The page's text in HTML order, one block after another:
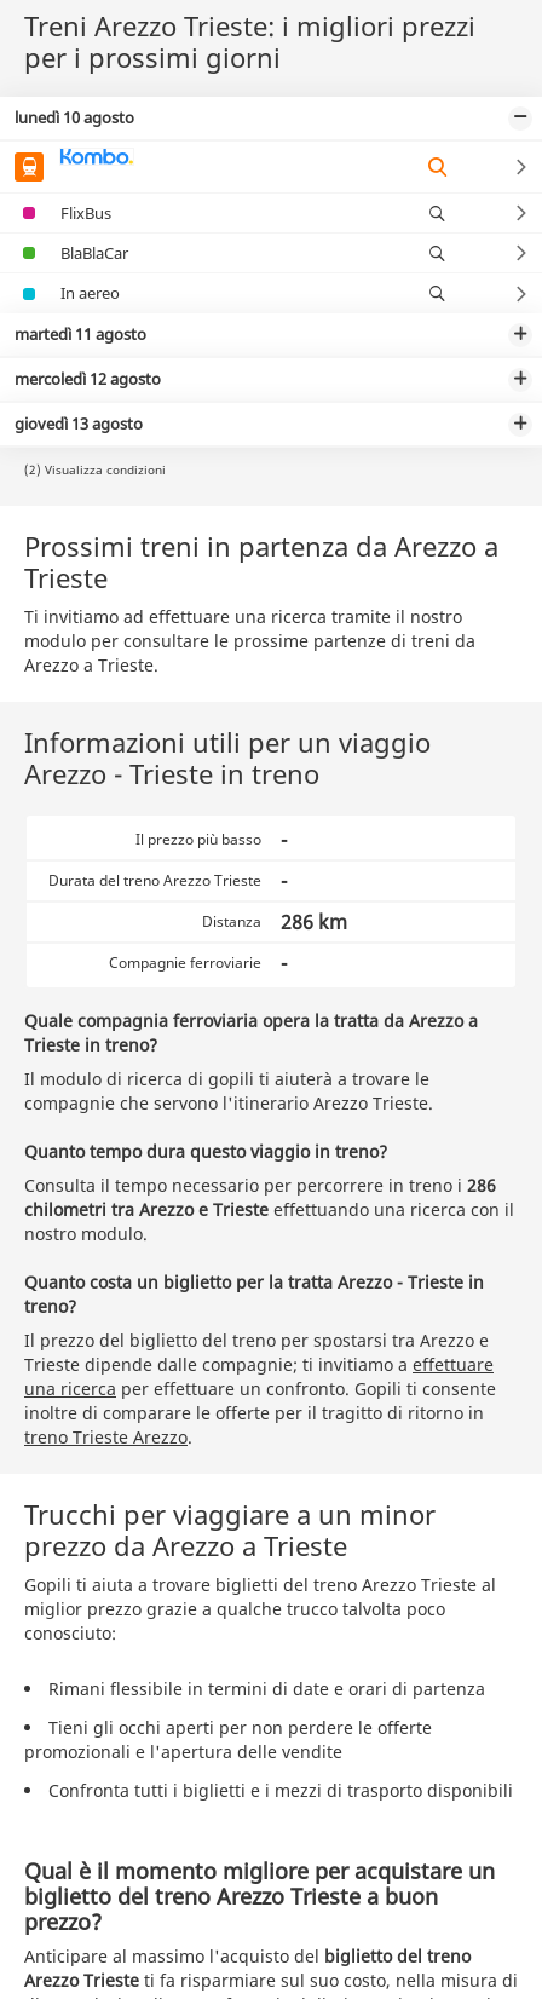
Treni Arezzo Trieste: i migliori prezzi
per i prossimi giorni
lunedì 10 agosto
FlixBus
BlaBlaCar
In aereo
martedì 11 agosto
mercoledì 12 agosto
giovedì 13 agosto
(2) Visualizza condizioni
Prossimi treni in partenza da Arezzo a
Trieste
Ti invitiamo ad effettuare una ricerca tramite il nostro
modulo per consultare le prossime partenze di treni da
Arezzo a Trieste.
Informazioni utili per un viaggio
Arezzo - Trieste in treno
Il prezzo più basso -
Durata del treno Arezzo Trieste -
Distanza 286 km
Compagnie ferroviarie -
Quale compagnia ferroviaria opera la tratta da Arezzo a
Trieste in treno?
Il modulo di ricerca di gopili ti aiuterà a trovare le
compagnie che servono l'itinerario Arezzo Trieste.
Quanto tempo dura questo viaggio in treno?
Consulta il tempo necessario per percorrere in treno i 286
chilometri tra Arezzo e Trieste effettuando una ricerca con il
nostro modulo.
Quanto costa un biglietto per la tratta Arezzo - Trieste in
treno?
Il prezzo del biglietto del treno per spostarsi tra Arezzo e
Trieste dipende dalle compagnie; ti invitiamo a effettuare
una ricerca per effettuare un confronto. Gopili ti consente
inoltre di comparare le offerte per il tragitto di ritorno in
treno Trieste Arezzo.
Trucchi per viaggiare a un minor
prezzo da Arezzo a Trieste
Gopili ti aiuta a trovare biglietti del treno Arezzo Trieste al
miglior prezzo grazie a qualche trucco talvolta poco
conosciuto:
Rimani flessibile in termini di date e orari di partenza
Tieni gli occhi aperti per non perdere le offerte
promozionali e l'apertura delle vendite
Confronta tutti i biglietti e i mezzi di trasporto disponibili
Qual è il momento migliore per acquistare un
biglietto del treno Arezzo Trieste a buon
prezzo?
Anticipare al massimo l'acquisto del biglietto del treno
Arezzo Trieste ti fa risparmiare sul suo costo, nella misura di